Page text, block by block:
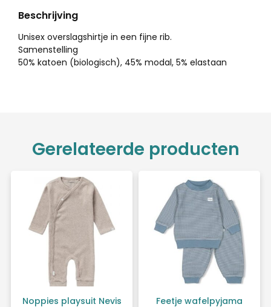
Beschrijving
Unisex overslagshirtje in een fijne rib.
Samenstelling
50% katoen (biologisch), 45% modal, 5% elastaan
Gerelateerde producten
Noppies playsuit Nevis
Feetje wafelpyjama